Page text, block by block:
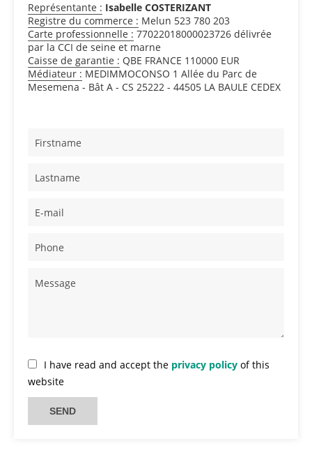
Représentante : Isabelle COSTERIZANT
Registre du commerce : Melun 523 780 203
Carte professionnelle : 77022018000023726 délivrée
par la CCI de seine et marne
Caisse de garantie : QBE FRANCE 110000 EUR
Médiateur : MEDIMMOCONSO 1 Allée du Parc de
Mesemena - Bât A - CS 25222 - 44505 LA BAULE CEDEX
I have read and accept the privacy policy of this
website
SEND